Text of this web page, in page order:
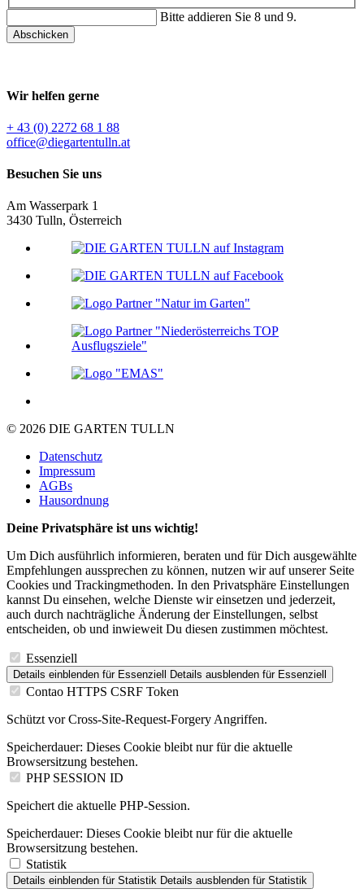
Bitte addieren Sie 8 und 9.
Abschicken
Wir helfen gerne
+ 43 (0) 2272 68 1 88
office@diegartentulln.at
Besuchen Sie uns
Am Wasserpark 1
3430 Tulln, Österreich
© 2026 DIE GARTEN TULLN
Datenschutz
Impressum
AGBs
Hausordnung
Deine Privatsphäre ist uns wichtig!
Um Dich ausführlich informieren, beraten und für Dich ausgewählte
Empfehlungen aussprechen zu können, nutzen wir auf unserer Seite
Cookies und Trackingmethoden. In den Privatsphäre Einstellungen
kannst Du einsehen, welche Dienste wir einsetzen und jederzeit,
auch durch nachträgliche Änderung der Einstellungen, selbst
entscheiden, ob und inwieweit Du diesen zustimmen möchtest.
Essenziell
Details einblenden für Essenziell Details ausblenden für Essenziell
Contao HTTPS CSRF Token
Schützt vor Cross-Site-Request-Forgery Angriffen.
Speicherdauer: Dieses Cookie bleibt nur für die aktuelle
Browsersitzung bestehen.
PHP SESSION ID
Speichert die aktuelle PHP-Session.
Speicherdauer: Dieses Cookie bleibt nur für die aktuelle
Browsersitzung bestehen.
Statistik
Details einblenden für Statistik Details ausblenden für Statistik